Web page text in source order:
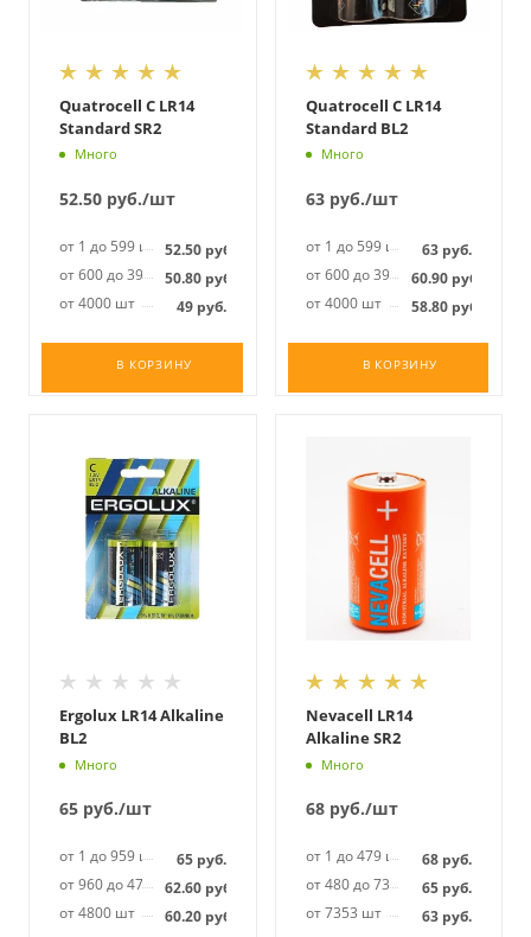
Quatrocell C LR14
Standard SR2
Много
52.50 руб./шт
от 1 до 599 шт 52.50 руб.
от 600 до 3999 шт50.80 руб.
от 4000 шт
49руб.
В КОРЗИНУ
Quatrocell C LR14
Standard BL2
Много
63руб./шт
от 1 до 599 шт 63 руб.
от 600 до 3999 шт60.90руб.
от 4000 шт
58.80руб.
В КОРЗИНУ
Ergolux LR14 Alkaline
BL2
Много
65 руб./шт
от 1 до 959 шт 65руб.
от 960 до 4799 шт62.60 руб.
от 4800 шт
60.20 руб.
Nevacell LR14
Alkaline SR2
Много
68руб./шт
от 1 до 479 шт 68 руб.
от 480 до 7352 шт65 руб.
от 7353 шт
63 руб.